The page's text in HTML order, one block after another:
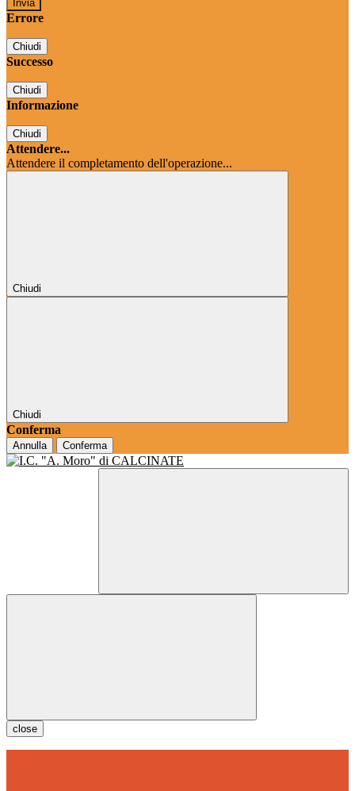
Errore
Chiudi
Successo
Chiudi
Informazione
Chiudi
Attendere...
Attendere il completamento dell'operazione...
Chiudi
Chiudi
Conferma
Annulla Conferma
close